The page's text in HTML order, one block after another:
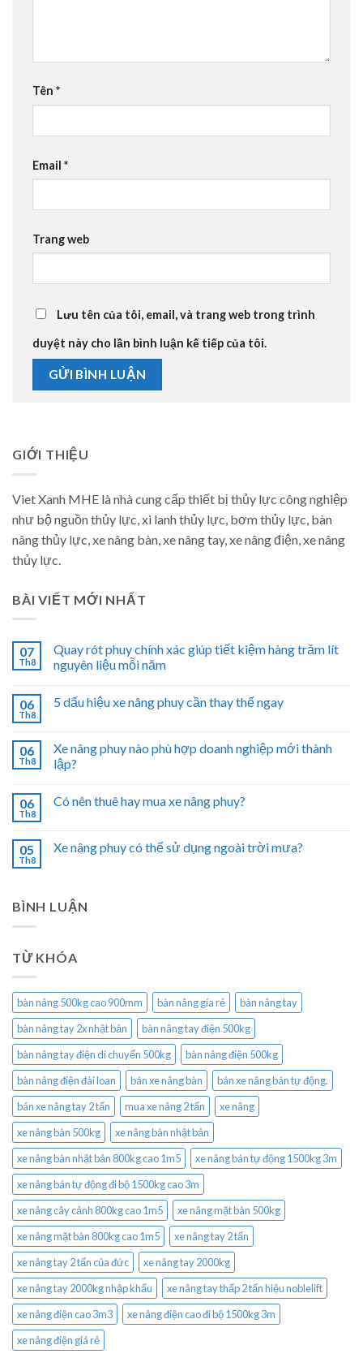
Tên *
Email *
Trang web
Lưu tên của tôi, email, và trang web trong trình
duyệt này cho lần bình luận kế tiếp của tôi.
GIỚI THIỆU
Viet Xanh MHE là nhà cung cấp thiết bị thủy lực công nghiệp
như bộ nguồn thủy lực, xi lanh thủy lực, bơm thủy lực, bàn
nâng thủy lực, xe nâng bàn, xe nâng tay, xe nâng điện, xe nâng
thủy lực.
BÀI VIẾT MỚI NHẤT
07
Th8
Quay rót phuy chính xác giúp tiết kiệm hàng trăm lít
nguyên liệu mỗi năm
06
Th8
5 dấu hiệu xe nâng phuy cần thay thế ngay
06
Th8
Xe nâng phuy nào phù hợp doanh nghiệp mới thành
lập?
06
Th8
Có nên thuê hay mua xe nâng phuy?
05
Th8
Xe nâng phuy có thể sử dụng ngoài trời mưa?
BÌNH LUẬN
TỪ KHÓA
bàn nâng 500kg cao 900mm bàn nâng gía rẻ
bàn nâng tay
bàn nâng tay 2x nhật bản
bàn nâng tay điện 500kg
bàn nâng tay điện di chuyển 500kg
bàn nâng điện 500kg
bàn nâng điện đài loan
bán xe nâng bàn
bán xe nâng bán tự động.
bán xe nâng tay 2 tấn
mua xe nâng 2 tấn
xe nâng
xe nâng bàn 500kg
xe nâng bàn nhật bản
xe nâng bàn nhật bản 800kg cao 1m5
xe nâng bán tự động 1500kg 3m
xe nâng bán tự động đi bộ 1500kg cao 3m
xe nâng cây cảnh 800kg cao 1m5
xe nâng mặt bàn 500kg
xe nâng mặt bàn 800kg cao 1m5
xe nâng tay 2 tấn
xe nâng tay 2 tấn của đức
xe nâng tay 2000kg
xe nâng tay 2000kg nhập khẩu
xe nâng tay thấp 2 tấn hiệu noblelift
xe nâng điện cao 3m3
xe nâng điện cao đi bộ 1500kg 3m
xe nâng điện giá rẻ